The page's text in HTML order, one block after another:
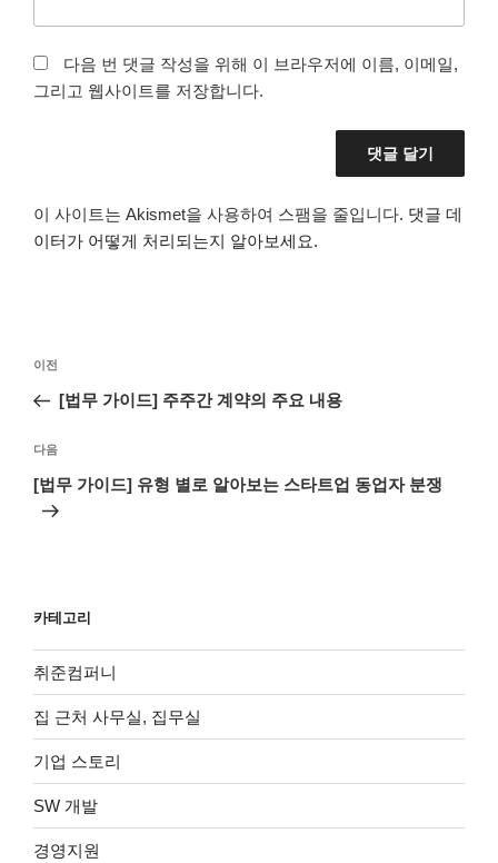
다음 번 댓글 작성을 위해 이 브라우저에 이름, 이메일,
그리고 웹사이트를 저장합니다.
이 사이트는 Akismet을 사용하여 스팸을 줄입니다. 댓글 데
이터가 어떻게 처리되는지 알아보세요.
색
이
전
이전
[법무 가이드] 주주간 계약의 주요 내용
다
음
다음
[법무 가이드] 유형 별로 알아보는 스타트업 동업자 분쟁
카테고리
취준컴퍼니
집 근처 사무실, 집무실
기업 스토리
SW 개발
경영지원